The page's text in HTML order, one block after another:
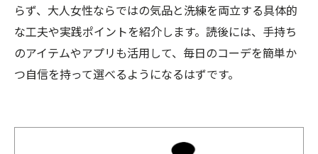
らず、大人女性ならではの気品と洗練を両立する具体的
な工夫や実践ポイントを紹介します。読後には、手持ち
のアイテムやアプリも活用して、毎日のコーデを簡単か
つ自信を持って選べるようになるはずです。